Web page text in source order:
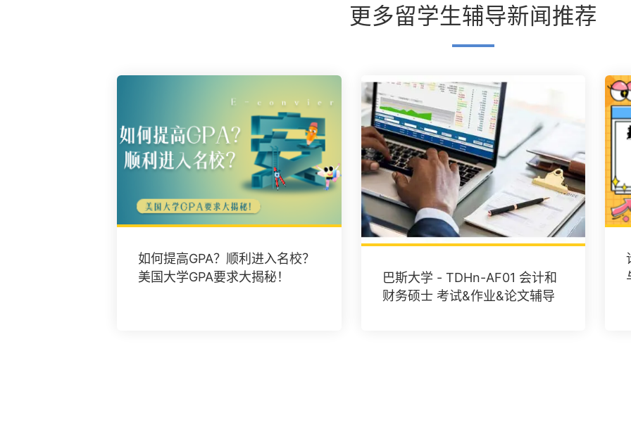
更多留学生辅导新闻推荐
如何提高GPA？顺利进入名校？
美国大学GPA要求大揭秘！
巴斯大学 - TDHn-AF01 会计和
财务硕士 考试&作业&论文辅导